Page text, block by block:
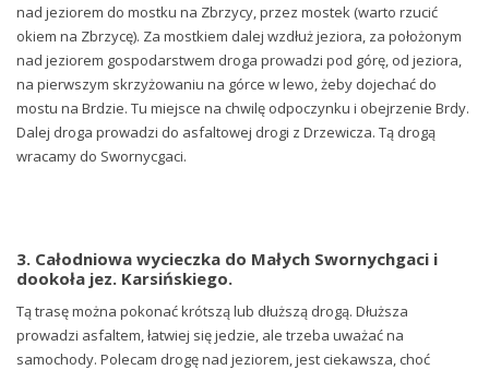
nad jeziorem do mostku na Zbrzycy, przez mostek (warto rzucić
okiem na Zbrzycę). Za mostkiem dalej wzdłuż jeziora, za położonym
nad jeziorem gospodarstwem droga prowadzi pod górę, od jeziora,
na pierwszym skrzyżowaniu na górce w lewo, żeby dojechać do
mostu na Brdzie. Tu miejsce na chwilę odpoczynku i obejrzenie Brdy.
Dalej droga prowadzi do asfaltowej drogi z Drzewicza. Tą drogą
wracamy do Swornycgaci.
3. Całodniowa wycieczka do Małych Swornychgaci i
dookoła jez. Karsińskiego.
Tą trasę można pokonać krótszą lub dłuższą drogą. Dłuższa
prowadzi asfaltem, łatwiej się jedzie, ale trzeba uważać na
samochody. Polecam drogę nad jeziorem, jest ciekawsza, choć